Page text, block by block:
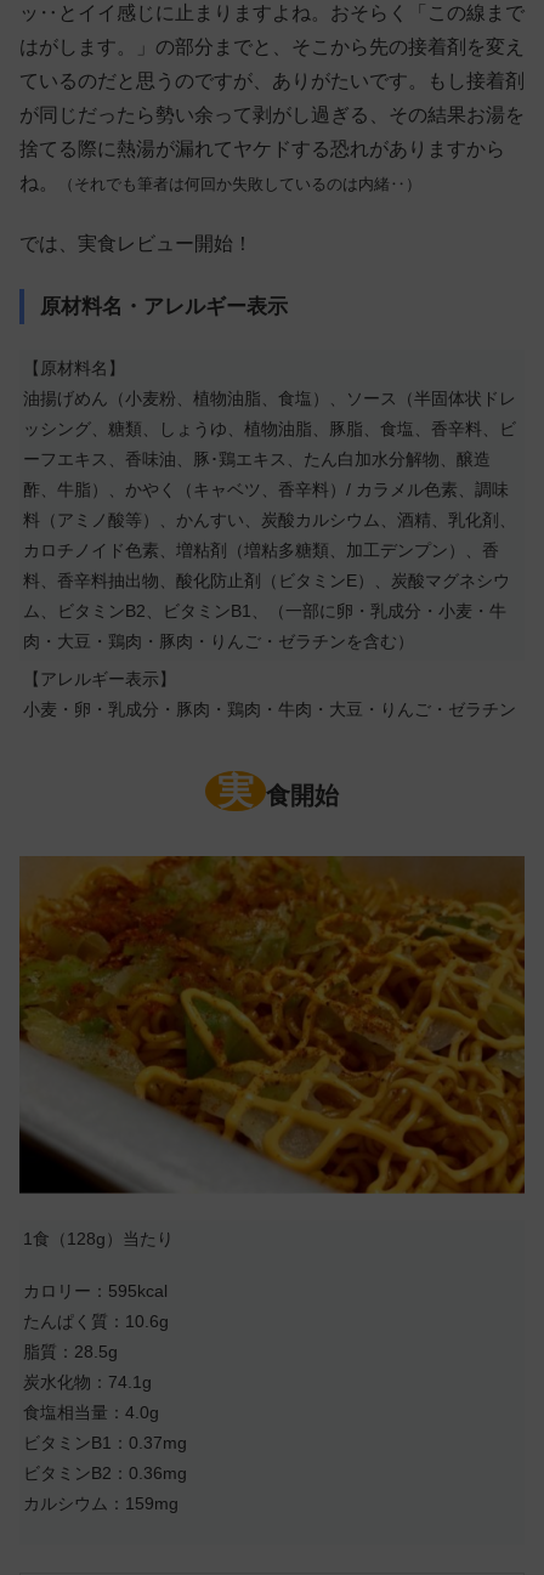
ッ‥とイイ感じに止まりますよね。おそらく「この線まで
はがします。」の部分までと、そこから先の接着剤を変え
ているのだと思うのですが、ありがたいです。もし接着剤
が同じだったら勢い余って剥がし過ぎる、その結果お湯を
捨てる際に熱湯が漏れてヤケドする恐れがありますから
ね。
（それでも筆者は何回か失敗しているのは内緒‥）
では、実食レビュー開始！
原材料名・アレルギー表示
【原材料名】
油揚げめん（小麦粉、植物油脂、食塩）、ソース（半固体状ドレ
ッシング、糖類、しょうゆ、植物油脂、豚脂、食塩、香辛料、ビ
ーフエキス、香味油、豚･鶏エキス、たん白加水分解物、醸造
酢、牛脂）、かやく（キャベツ、香辛料）/ カラメル色素、調味
料（アミノ酸等）、かんすい、炭酸カルシウム、酒精、乳化剤、
カロチノイド色素、増粘剤（増粘多糖類、加工デンプン）、香
料、香辛料抽出物、酸化防止剤（ビタミンE）、炭酸マグネシウ
ム、ビタミンB2、ビタミンB1、（一部に卵・乳成分・小麦・牛
肉・大豆・鶏肉・豚肉・りんご・ゼラチンを含む）
【アレルギー表示】
小麦・卵・乳成分・豚肉・鶏肉・牛肉・大豆・りんご・ゼラチン
実 食開始
1食（128g）当たり
カロリー：595kcal
たんぱく質：10.6g
脂質：28.5g
炭水化物：74.1g
食塩相当量：4.0g
ビタミンB1：0.37mg
ビタミンB2：0.36mg
カルシウム：159mg